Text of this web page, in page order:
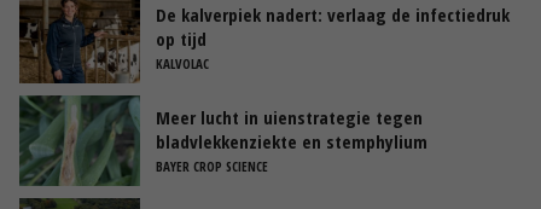
De kalverpiek nadert: verlaag de infectiedruk
op tijd
KALVOLAC
Meer lucht in uienstrategie tegen
bladvlekkenziekte en stemphylium
BAYER CROP SCIENCE